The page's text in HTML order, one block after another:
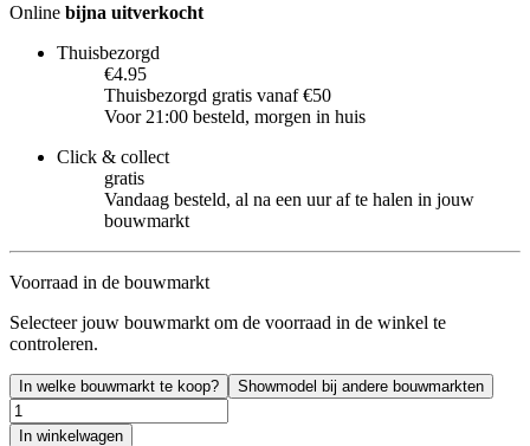
Online bijna uitverkocht
Thuisbezorgd
€4.95
Thuisbezorgd gratis vanaf €50
Voor 21:00 besteld, morgen in huis
Click & collect
gratis
Vandaag besteld, al na een uur af te halen in jouw
bouwmarkt
Voorraad in de bouwmarkt
Selecteer jouw bouwmarkt om de voorraad in de winkel te
controleren.
In welke bouwmarkt te koop? Showmodel bij andere bouwmarkten
In winkelwagen